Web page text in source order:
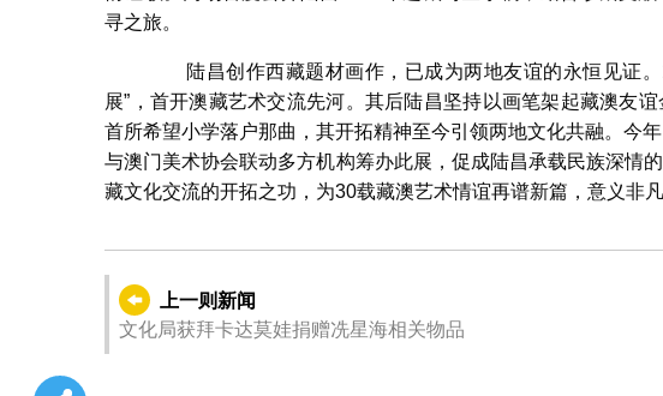
寻之旅。
陆昌创作西藏题材画作，已成为两地友谊的永恒见证。
展”，首开澳藏艺术交流先河。其后陆昌坚持以画笔架起藏澳友
首所希望小学落户那曲，其开拓精神至今引领两地文化共融。今
与澳门美术协会联动多方机构筹办此展，促成陆昌承载民族深情
藏文化交流的开拓之功，为30载藏澳艺术情谊再谱新篇，意义非凡
上一则新闻
文化局获拜卡达莫娃捐赠冼星海相关物品